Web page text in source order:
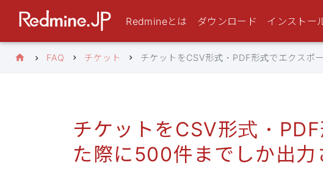
Redmineとは ダウンロード インストー
FAQ チケット チケットをCSV形式・PDF形式でエクスポ
チケットをCSV形式・
た際に500件までしか出力